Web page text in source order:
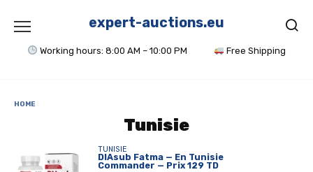
content
expert-auctions.eu
Working hours: 8:00 AM – 10:00 PM Free Shipping
HOME
Tunisie
TUNISIE
DIAsub Fatma — En Tunisie
Commander — Prix 129 TD